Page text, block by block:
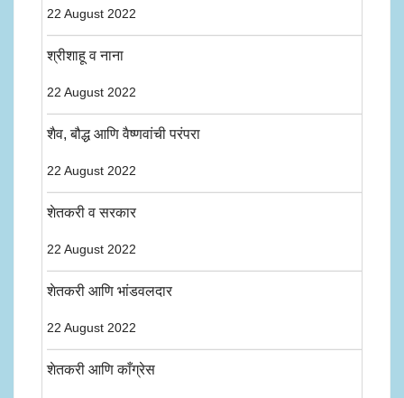
22 August 2022
श्रीशाहू व नाना
22 August 2022
शैव, बौद्ध आणि वैष्णवांची परंपरा
22 August 2022
शेतकरी व सरकार
22 August 2022
शेतकरी आणि भांडवलदार
22 August 2022
शेतकरी आणि काँग्रेस